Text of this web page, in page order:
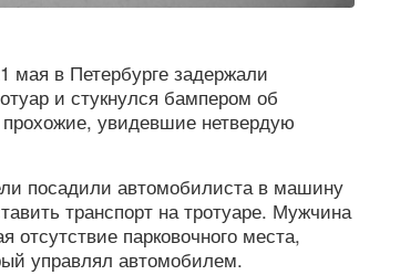
мая в Петербурге задержали
и стукнулся бампером об
увидевшие нетвердую
посадили автомобилиста в машину
транспорт на тротуаре. Мужчина
отсутствие парковочного места,
управлял автомобилем.